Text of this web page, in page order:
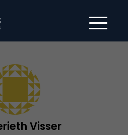
Visser